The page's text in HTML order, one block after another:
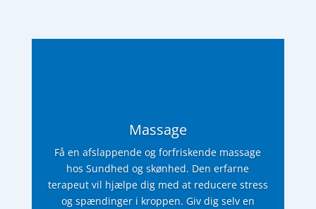
Massage
Få en afslappende og forfriskende massage
hos Sundhed og skønhed. Den erfarne
terapeut vil hjælpe dig med at reducere stress
og spændinger i kroppen. Giv dig selv en